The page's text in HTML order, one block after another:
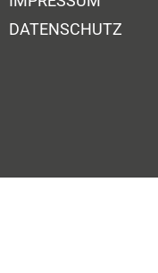
DATENSCHUTZ